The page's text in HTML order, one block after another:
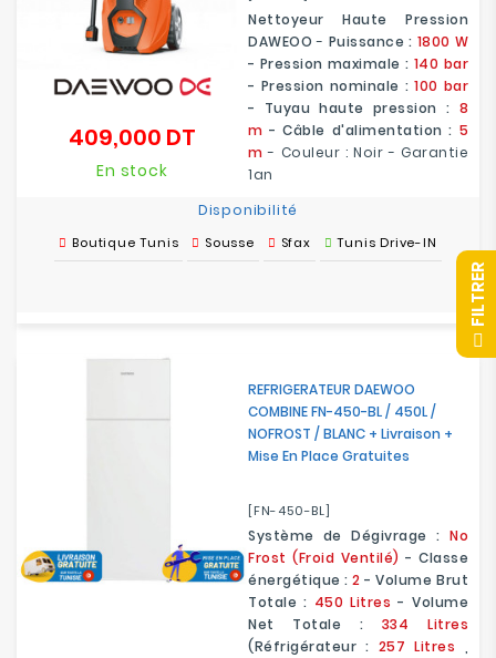
Nettoyeur Haute Pression
DAWEOO - Puissance : 1800 W
- Pression maximale : 140 bar
- Pression nominale : 100 bar
- Tuyau haute pression : 8
m - Câble d'alimentation : 5
m- Couleur : Noir - Garantie
1an
409,000 DT
En stock
Disponibilité
Boutique Tunis Sousse Sfax Tunis Drive-IN
REFRIGERATEUR DAEWOO
COMBINE FN-450-BL / 450L /
NOFROST / BLANC + Livraison +
Mise En Place Gratuites
[FN-450-BL]
Système de Dégivrage : No
Frost (Froid Ventilé) - Classe
énergétique : 2 -Volume Brut
Totale : 450 Litres- Volume
Net Totale : 334 Litres
(Réfrigérateur : 257 Litres
R